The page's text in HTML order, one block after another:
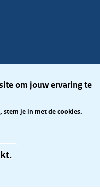
om jouw ervaring te
stem je in met de cookies.